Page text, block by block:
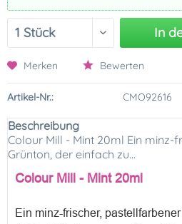
In
Merken Bewerten
Artikel-Nr.: CMO92616
Beschreibung
Colour Mill - Mint 20ml Ein
Grünton, der einfach zu...
Colour Mill - Mint 20ml
Ein minz-frischer,